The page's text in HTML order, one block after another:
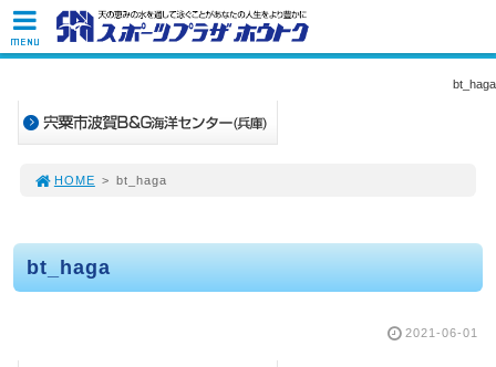
bt_haga
HOME > bt_haga
bt_haga
2021-06-01
MENU